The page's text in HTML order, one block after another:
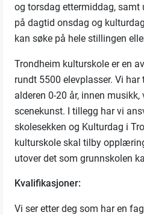
og torsdag ettermiddag,
på dagtid onsdag og
kan søke på hele stillingen
Trondheim kulturskole er en
rundt 5500 elevplasser. Vi
alderen 0-20 år, innen
scenekunst. I tillegg har vi
skolesekken og Kulturdag i
kulturskole skal tilby
utover det som grunnskolen
Kvalifikasjoner:
Vi ser etter deg som har en